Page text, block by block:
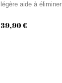
légère aide à
39,90 €